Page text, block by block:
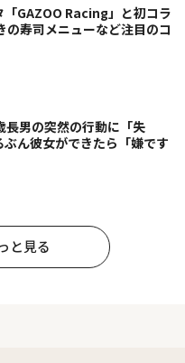
「GAZOO Racing」と初コラ
の寿司メニューなど注目のコ
長男の突然の行動に「失
ん彼女ができたら「嫌です
と見る